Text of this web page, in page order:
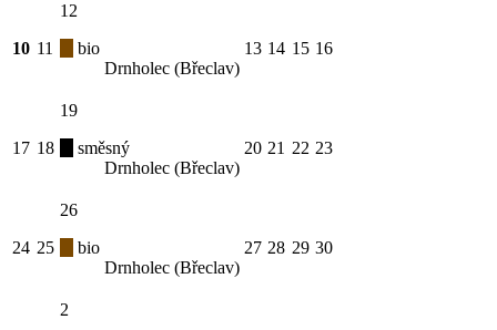
10 11
12
bio
Drnholec (Břeclav)
13 14 15 16
17 18
19
směsný
Drnholec (Břeclav)
20 21 22 23
24 25
26
bio
Drnholec (Břeclav)
27 28 29 30
2